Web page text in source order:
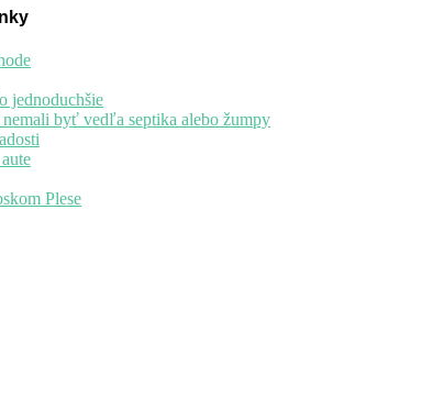
jednoduchšie
byť vedľa septika alebo žumpy
Plese